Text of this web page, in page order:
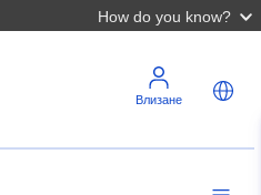
How do you know?
Влизане